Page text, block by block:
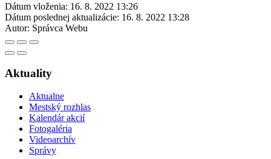
Dátum vloženia: 16. 8. 2022 13:26
Dátum poslednej aktualizácie: 16. 8. 2022 13:28
Autor: Správca Webu
Aktuality
Aktualne
Mestský rozhlas
Kalendár akcií
Fotogaléria
Videoarchív
Správy